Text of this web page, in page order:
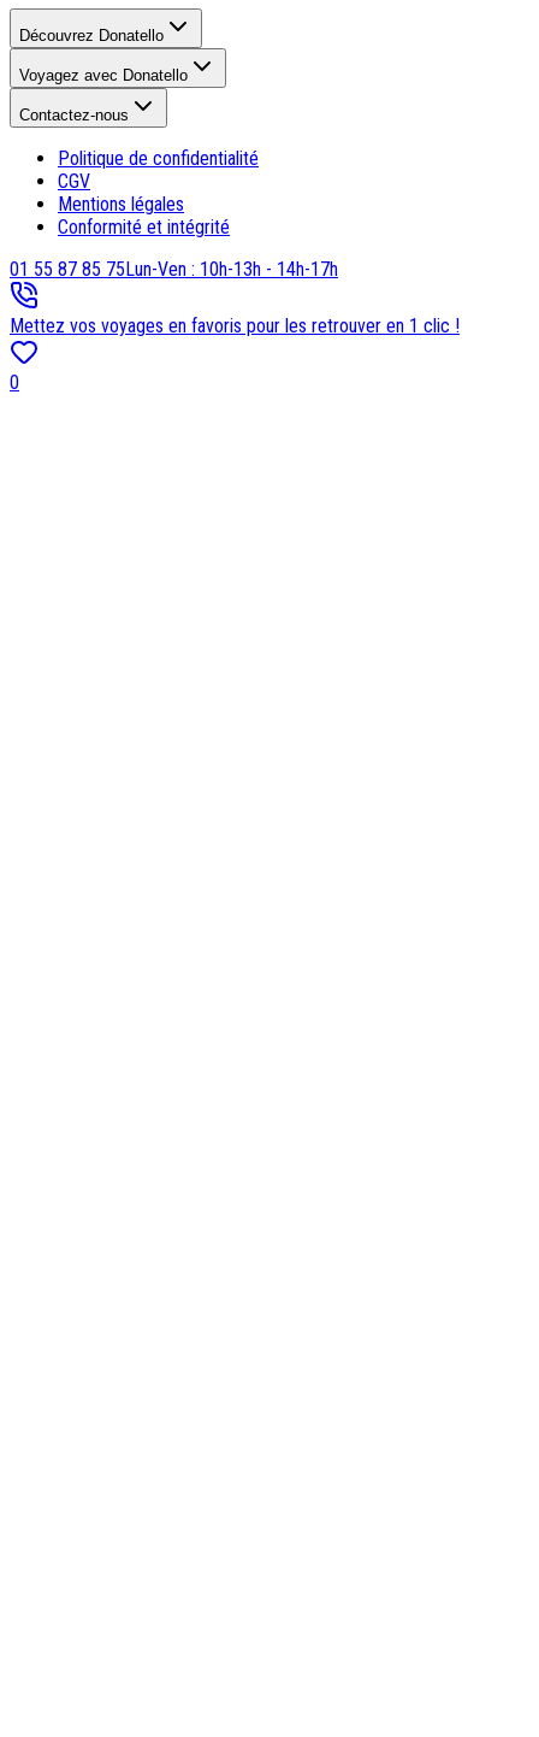
Découvrez Donatello
Voyagez avec Donatello
Contactez-nous
Politique de confidentialité
CGV
Mentions légales
Conformité et intégrité
01 55 87 85 75Lun-Ven : 10h-13h - 14h-17h
Mettez vos voyages en favoris pour les retrouver en 1 clic !
0